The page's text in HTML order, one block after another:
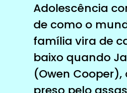
Adolescência
de como o
família vira de
baixo quando
(Owen Cooper),